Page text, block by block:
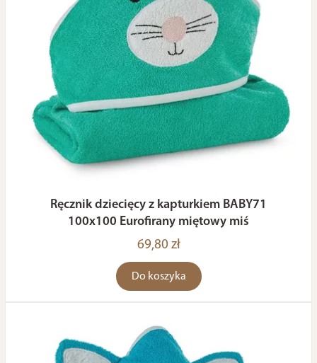
Ręcznik dziecięcy z kapturkiem BABY71
100x100 Eurofirany miętowy miś
69,80 zł
Do koszyka